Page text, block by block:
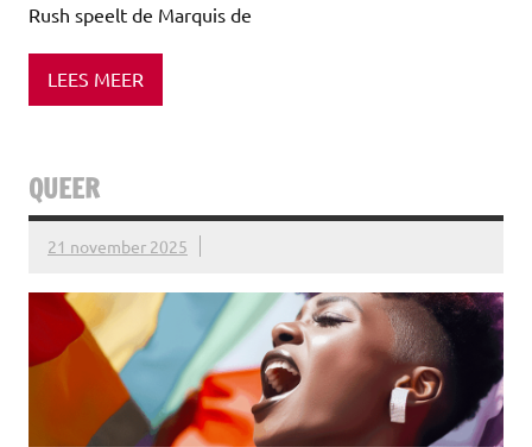
Rush speelt de Marquis de
LEES MEER
QUEER
21 november 2025